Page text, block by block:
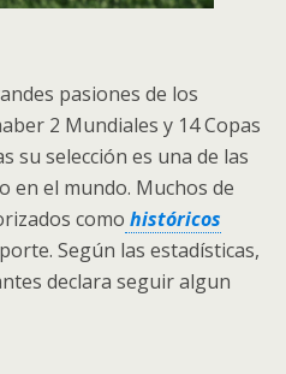
pasiones de los
2 Mundiales y 14 Copas
su selección es una de las
en el mundo. Muchos de
como históricos
Según las estadísticas,
declara seguir algun